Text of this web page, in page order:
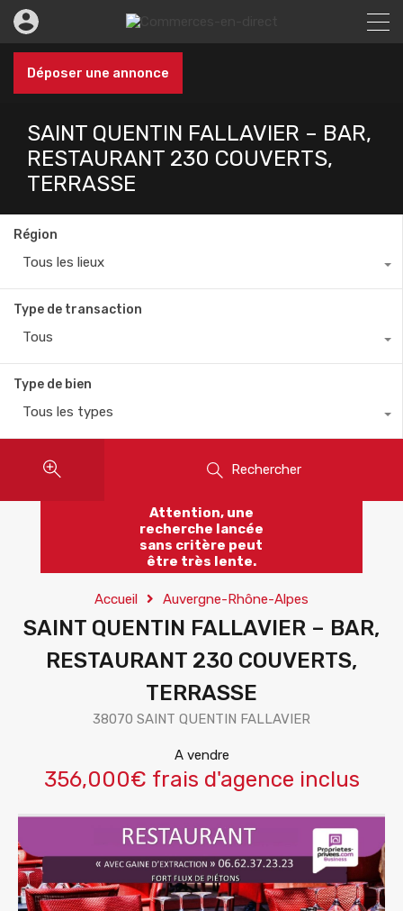
Déposer une annonce
SAINT QUENTIN FALLAVIER – BAR,
RESTAURANT 230 COUVERTS,
TERRASSE
Région
Tous les lieux
Type de transaction
Tous
Type de bien
Tous les types
Rechercher
Attention, une
recherche lancée
sans critère peut
être très lente.
Accueil Auvergne-Rhône-Alpes
SAINT QUENTIN FALLAVIER – BAR,
RESTAURANT 230 COUVERTS,
TERRASSE
38070 SAINT QUENTIN FALLAVIER
A vendre
356,000€ frais d'agence inclus